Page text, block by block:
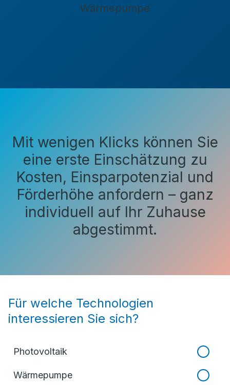
Wärmepumpe
Mit wenigen Klicks können Sie
eine erste Einschätzung zu
Kosten, Einsparpotenzial und
Förderhöhe anfordern – ganz
individuell auf Ihr Zuhause
abgestimmt.
Für welche Technologien
interessieren Sie sich?
Photovoltaik
Wärmepumpe